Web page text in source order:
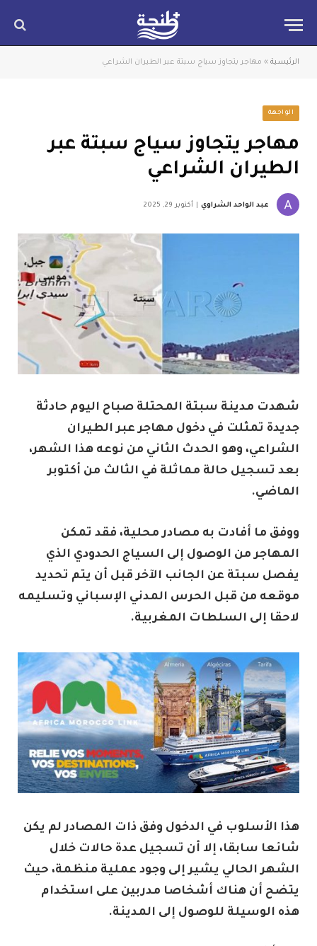
الرئيسية » مهاجر يتجاوز سياج سبتة عبر الطيران الشراعي
الواجهة
مهاجر يتجاوز سياج سبتة عبر
الطيران الشراعي
عبد الواحد الشراوي أكتوبر 29, 2025
شهدت مدينة سبتة المحتلة صباح اليوم حادثة
جديدة تمثلت في دخول مهاجر عبر الطيران
الشراعي، وهو الحدث الثاني من نوعه هذا الشهر،
بعد تسجيل حالة مماثلة في الثالث من أكتوبر
الماضي.
ووفق ما أفادت به مصادر محلية، فقد تمكن
المهاجر من الوصول إلى السياج الحدودي الذي
يفصل سبتة عن الجانب الآخر قبل أن يتم تحديد
موقعه من قبل الحرس المدني الإسباني وتسليمه
لاحقا إلى السلطات المغربية.
هذا الأسلوب في الدخول وفق ذات المصادر لم يكن
شائعا سابقا، إلا أن تسجيل عدة حالات خلال
الشهر الحالي يشير إلى وجود عملية منظمة، حيث
يتضح أن هناك أشخاصا مدربين على استخدام
هذه الوسيلة للوصول إلى المدينة.